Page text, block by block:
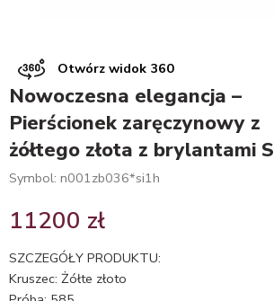
Otwórz widok 360
Nowoczesna elegancja –
Pierścionek zaręczynowy z
żółtego złota z brylantami
Symbol: n001zb036*si1h
11200 zł
SZCZEGÓŁY PRODUKTU:
Kruszec: Żółte złoto